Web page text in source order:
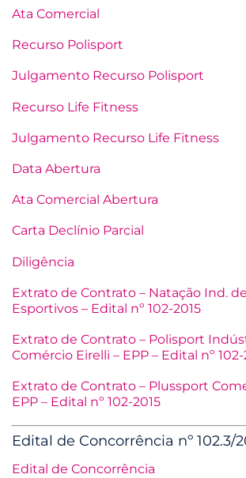
Ata Comercial
Recurso Polisport
Julgamento Recurso Polisport
Recurso Life Fitness
Julgamento Recurso Life Fitness
Data Abertura
Ata Comercial Abertura
Carta Declínio Parcial
Diligência
Extrato de Contrato – Natação Ind.
Esportivos – Edital nº 102-2015
Extrato de Contrato – Polisport
Comércio Eirelli – EPP – Edital nº 102-
Extrato de Contrato – Plussport
EPP – Edital nº 102-2015
Edital de Concorrência nº 102.3/
Edital de Concorrência